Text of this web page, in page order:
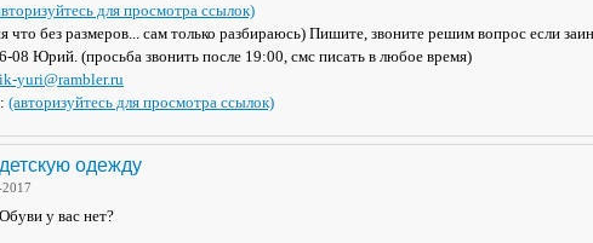
для просмотра ссылок)
без размеров... сам только разбираюсь) Пишите, звоните решим вопрос если
08 Юрий. (просьба звонить после 19:00, смс писать в любое время)
yuri@rambler.ru
(авторизуйтесь для просмотра ссылок)
одежду
у вас нет?